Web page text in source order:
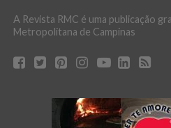
A Revista RMC é uma publicação
Metropolitana de Campinas